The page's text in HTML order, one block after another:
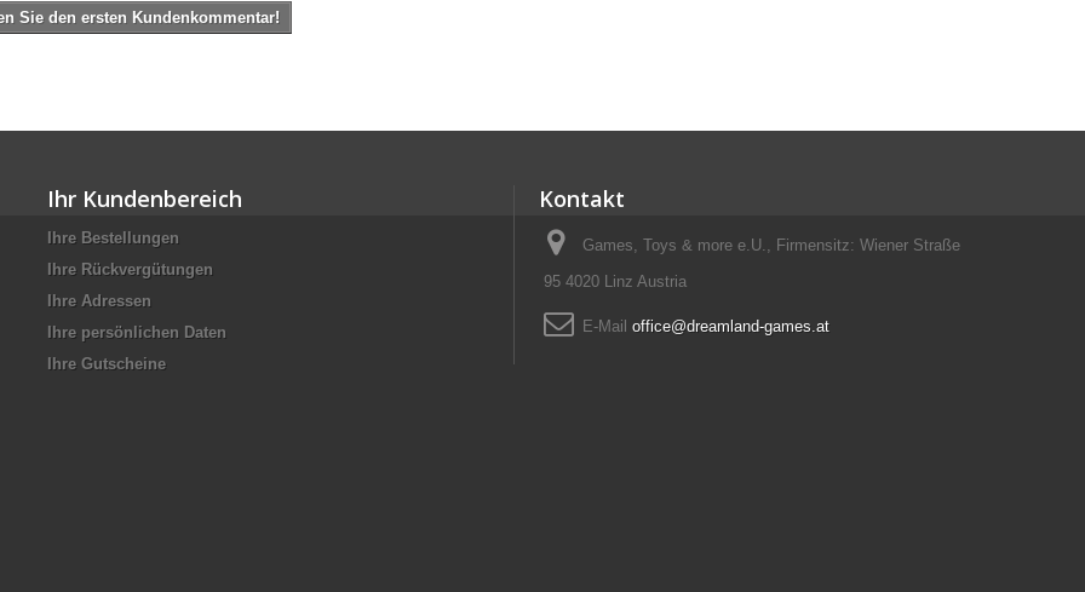
Sie den ersten Kundenkommentar!
Ihr Kundenbereich
Ihre Bestellungen
Ihre Rückvergütungen
Ihre Adressen
Ihre persönlichen Daten
Ihre Gutscheine
Kontakt
Games, Toys & more e.U., Firmensitz: Wiener Straße
95 4020 Linz Austria
E-Mail office@dreamland-games.at